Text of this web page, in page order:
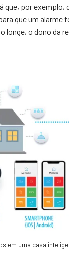
por exemplo,
que um alarme
longe, o dono da
em uma casa